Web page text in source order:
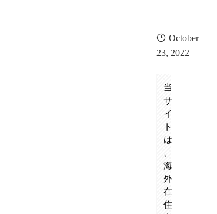
October
23, 2022
当
サ
イ
ト
は
海
外
在
住